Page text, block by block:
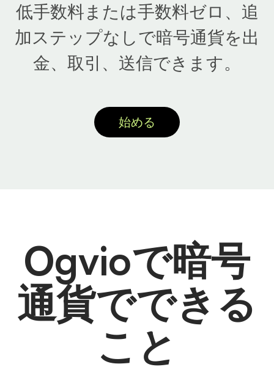
低手数料または手数料ゼロ、追
加ステップなしで暗号通貨を出
金、取引、送信できます。
始める
Ogvioで暗号
通貨でできる
こと